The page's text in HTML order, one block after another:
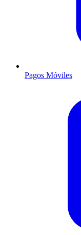
Pagos Móviles